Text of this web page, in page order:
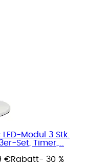
Modul 3 Stk.
Set, Timer,...
€Rabatt- 30 %